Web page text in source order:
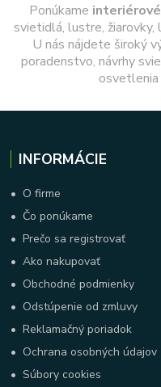
Ponúkame interiérové
svietidlá, lustre, žiarovky,
U nás nájdete široký
poradenstvo, návrhy
osvetlenia
INFORMÁCIE
• O firme
• Čo ponúkame
•Prečo sa registrovať
•Ako nakupovať
• Obchodné podmienky
• Odstúpenie od zmluvy
•Reklamačný poriadok
• Ochrana osobných údajov
•Súbory cookies